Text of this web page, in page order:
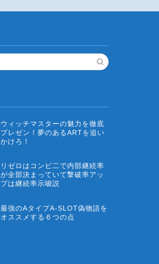
ウィッチマスターの魅力を徹底
プレゼン！夢のあるARTを追い
かけろ！
リゼロはコンビ二で内部継続率
が全部決まっていて撃破率アッ
プは継続率示唆説
最強のAタイプA-SLOT偽物語を
オススメする６つの点